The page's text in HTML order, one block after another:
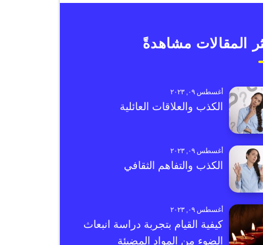
المقالات مشاهدةً
أغسطس ٠٩, ٢٠٢٣
الكذب والعلاقات العائلية
أغسطس ٠٩, ٢٠٢٣
الكذب والتفاهم الثقافي
أغسطس ٠٩, ٢٠٢٣
كيفية القيام بتجربة دراسة انبعاث
الضوء من المواد المضيئة